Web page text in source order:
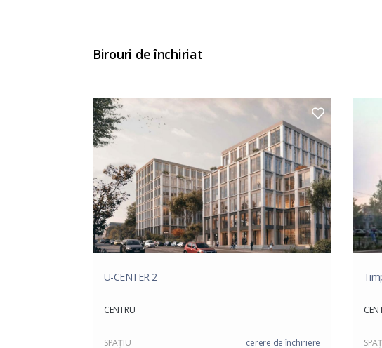
Birouri de închiriat
U-CENTER 2
CENTRU
SPAŢIU
cerere de închiriere